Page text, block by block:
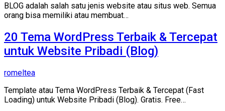
BLOG adalah salah satu jenis website atau situs web. Semua
orang bisa memiliki atau membuat…
20 Tema WordPress Terbaik & Tercepat
untuk Website Pribadi (Blog)
romeltea
Template atau Tema WordPress Terbaik & Tercepat (Fast
Loading) untuk Website Pribadi (Blog). Gratis. Free…